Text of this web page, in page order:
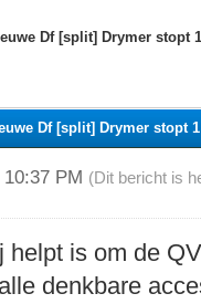
Df [split] Drymer
Df [split] Drymer stopt
PM (Dit bericht is
helpt is om de
denkbare